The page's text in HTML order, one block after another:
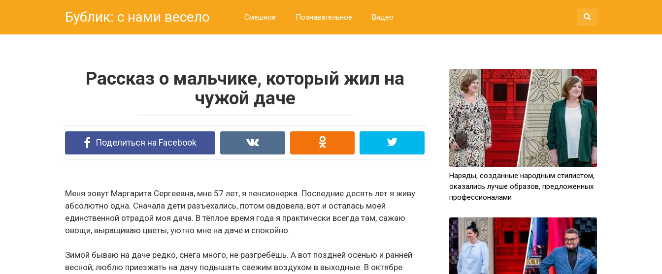
Бублик: с нами весело Смешное Познавательное Видео
Рассказ о мальчике, который жил на
чужой даче
Поделиться на Facebook
Меня зовут Маргарита Сергеевна, мне 57 лет, я пенсионерка. Последние десять лет я живу
абсолютно одна. Сначала дети разъехались, потом овдовела, вот и осталась моей
единственной отрадой моя дача. В тёплое время года я практически всегда там, сажаю
овощи, выращиваю цветы, уютно мне на даче и спокойно.
Зимой бываю на даче редко, снега много, не разгребёшь. А вот поздней осенью и ранней
весной, люблю приезжать на дачу подышать свежим воздухом в выходные. В октябре
Наряды, созданные народным стилистом,
оказались лучше образов, предложенных
профессионалами